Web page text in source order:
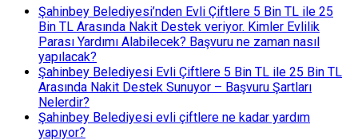
Şahinbey Belediyesi’nden Evli Çiftlere 5 Bin TL ile 25
Bin TL Arasında Nakit Destek veriyor. Kimler Evlilik
Parası Yardımı Alabilecek? Başvuru ne zaman nasıl
yapılacak?
Şahinbey Belediyesi Evli Çiftlere 5 Bin TL ile 25 Bin TL
Arasında Nakit Destek Sunuyor – Başvuru Şartları
Nelerdir?
Şahinbey Belediyesi evli çiftlere ne kadar yardım
yapıyor?